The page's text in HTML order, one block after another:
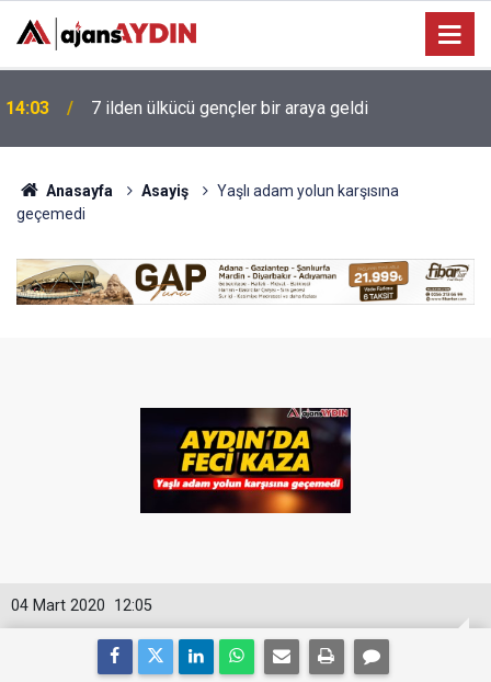
13:41 Başkan Çerçioğlu'ndan Köşk’te Altyapı Yatırımı
Anasayfa Asayiş
Yaşlı adam yolun karşısına
geçemedi
12:05
04 Mart 2020